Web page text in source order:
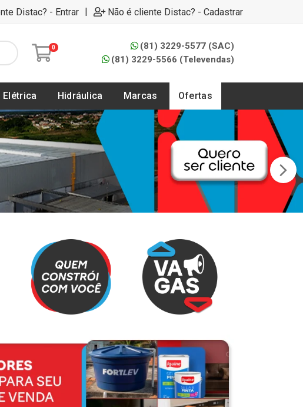
Distac? - Entrar | Não é cliente Distac? - Cadastrar
0
(81) 3229-5577 (SAC)
(81) 3229-5566 (Televendas)
Elétrica Hidráulica Marcas Ofertas